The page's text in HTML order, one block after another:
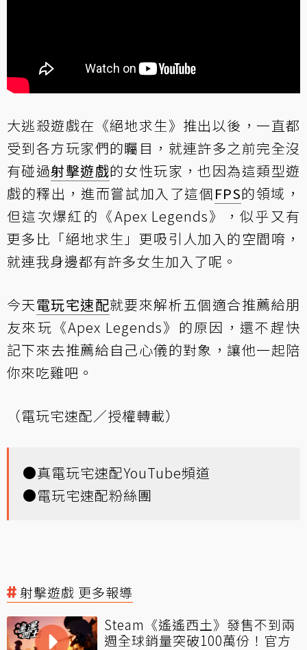
大逃殺遊戲在《絕地求生》推出以後，一直都
受到各方玩家們的矚目，就連許多之前完全沒
有碰過射擊遊戲的女性玩家，也因為這類型遊
戲的釋出，進而嘗試加入了這個FPS的領域，
但這次爆紅的《Apex Legends》，似乎又有
更多比「絕地求生」更吸引人加入的空間唷，
就連我身邊都有許多女生加入了呢。
今天電玩宅速配就要來解析五個適合推薦給朋
友來玩《Apex Legends》的原因，還不趕快
記下來去推薦給自己心儀的對象，讓他一起陪
你來吃雞吧。
（電玩宅速配／授權轉載）
●真電玩宅速配YouTube頻道
●電玩宅速配粉絲團
射擊遊戲 更多報導
Steam《遙遙西土》發售不到兩
週全球銷量突破100萬份！官方